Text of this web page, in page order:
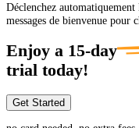
Déclenchez automatiquement
messages de bienvenue pour
Enjoy a 15-day
trial today!
Get Started